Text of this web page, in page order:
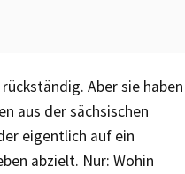
Aber sie haben
aus der sächsischen
eigentlich auf ein
abzielt. Nur: Wohin